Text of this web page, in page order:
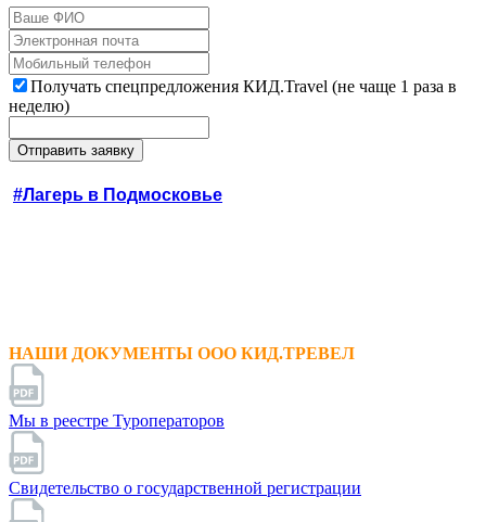
Получать спецпредложения КИД.Travel (не чаще 1 раза в
неделю)
#Лагерь в Подмосковье
НАШИ ДОКУМЕНТЫ ООО КИД.ТРЕВЕЛ
Мы в реестре Туроператоров
Свидетельство о государственной регистрации